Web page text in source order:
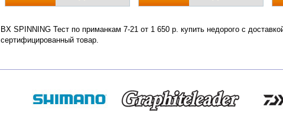
BX SPINNING Тест по приманкам 7-21 от 1 650 р. купить недорого с
сертифицированный товар.